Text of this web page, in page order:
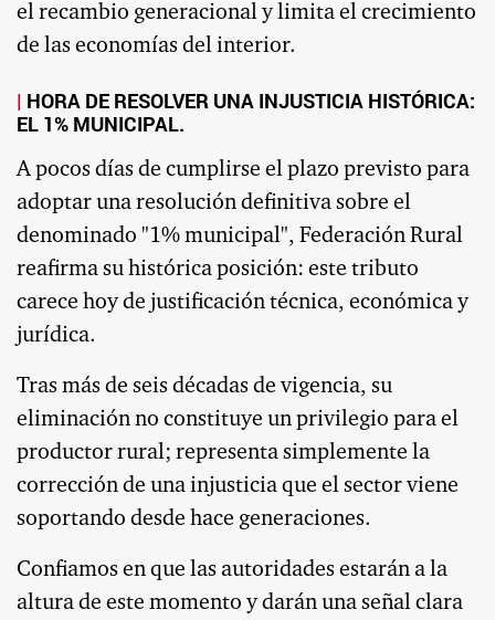
el recambio generacional y limita el crecimiento
de las economías del interior.
HORA DE RESOLVER UNA INJUSTICIA HISTÓRICA:
EL 1% MUNICIPAL.
A pocos días de cumplirse el plazo previsto para
adoptar una resolución definitiva sobre el
denominado "1% municipal", Federación Rural
reafirma su histórica posición: este tributo
carece hoy de justificación técnica, económica y
jurídica.
Tras más de seis décadas de vigencia, su
eliminación no constituye un privilegio para el
productor rural; representa simplemente la
corrección de una injusticia que el sector viene
soportando desde hace generaciones.
Confiamos en que las autoridades estarán a la
altura de este momento y darán una señal clara